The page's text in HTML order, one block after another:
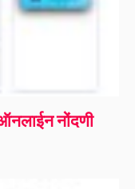
नोंदणी